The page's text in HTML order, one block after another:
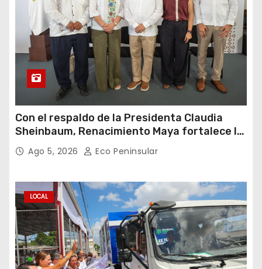
Con el respaldo de la Presidenta Claudia
Sheinbaum, Renacimiento Maya fortalece la
salud de las familias yucatecas
Ago 5, 2026 Eco Peninsular
LOCAL